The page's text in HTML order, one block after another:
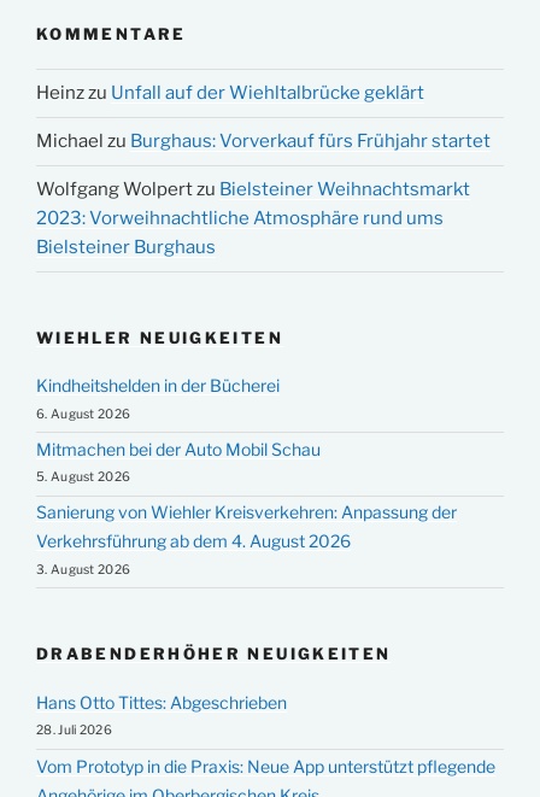
KOMMENTARE
Heinzzu Unfall auf der Wiehltalbrücke geklärt
Michael zu Burghaus: Vorverkauf fürs Frühjahr startet
Wolfgang Wolpertzu Bielsteiner Weihnachtsmarkt
2023: Vorweihnachtliche Atmosphäre rund ums
Bielsteiner Burghaus
WIEHLER NEUIGKEITEN
Kindheitshelden in der Bücherei
6. August 2026
Mitmachen bei der Auto Mobil Schau
5. August 2026
Sanierung von Wiehler Kreisverkehren: Anpassung der
Verkehrsführung ab dem 4. August 2026
3. August 2026
DRABENDERHÖHER NEUIGKEITEN
Hans Otto Tittes: Abgeschrieben
28. Juli 2026
Vom Prototyp in die Praxis: Neue App unterstützt pflegende